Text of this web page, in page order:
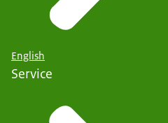
English
Service